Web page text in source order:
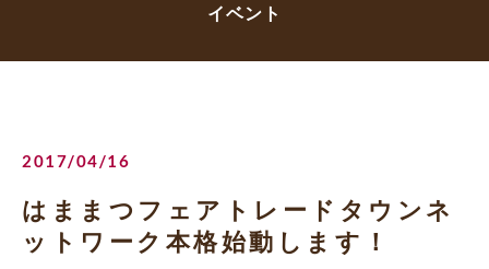
イベント
2017/04/16
はままつフェアトレードタウンネ
ットワーク本格始動します！